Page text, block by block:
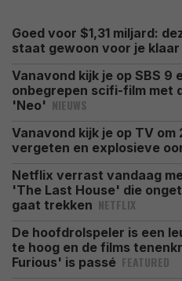
Goed voor $1,31 miljard:
staat gewoon voor je
Vanavond kijk je op SBS 9
onbegrepen scifi-film met
'Neo' NIEUWS
Vanavond kijk je op TV
vergeten en explosieve
Netflix verrast vandaag
'The Last House' die
gaat trekken NETFLIX
De hoofdrolspeler is een
te hoog en de films
Furious' is passé FEATURED